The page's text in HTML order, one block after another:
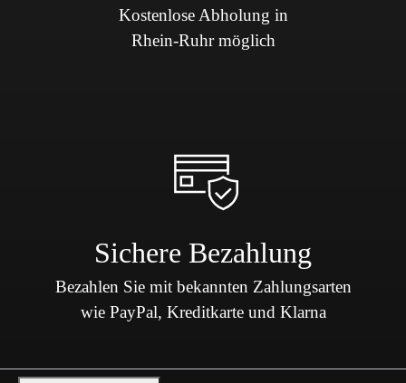
Kostenlose Abholung in
Rhein-Ruhr möglich
Sichere Bezahlung
Bezahlen Sie mit bekannten Zahlungsarten
wie PayPal, Kreditkarte und Klarna